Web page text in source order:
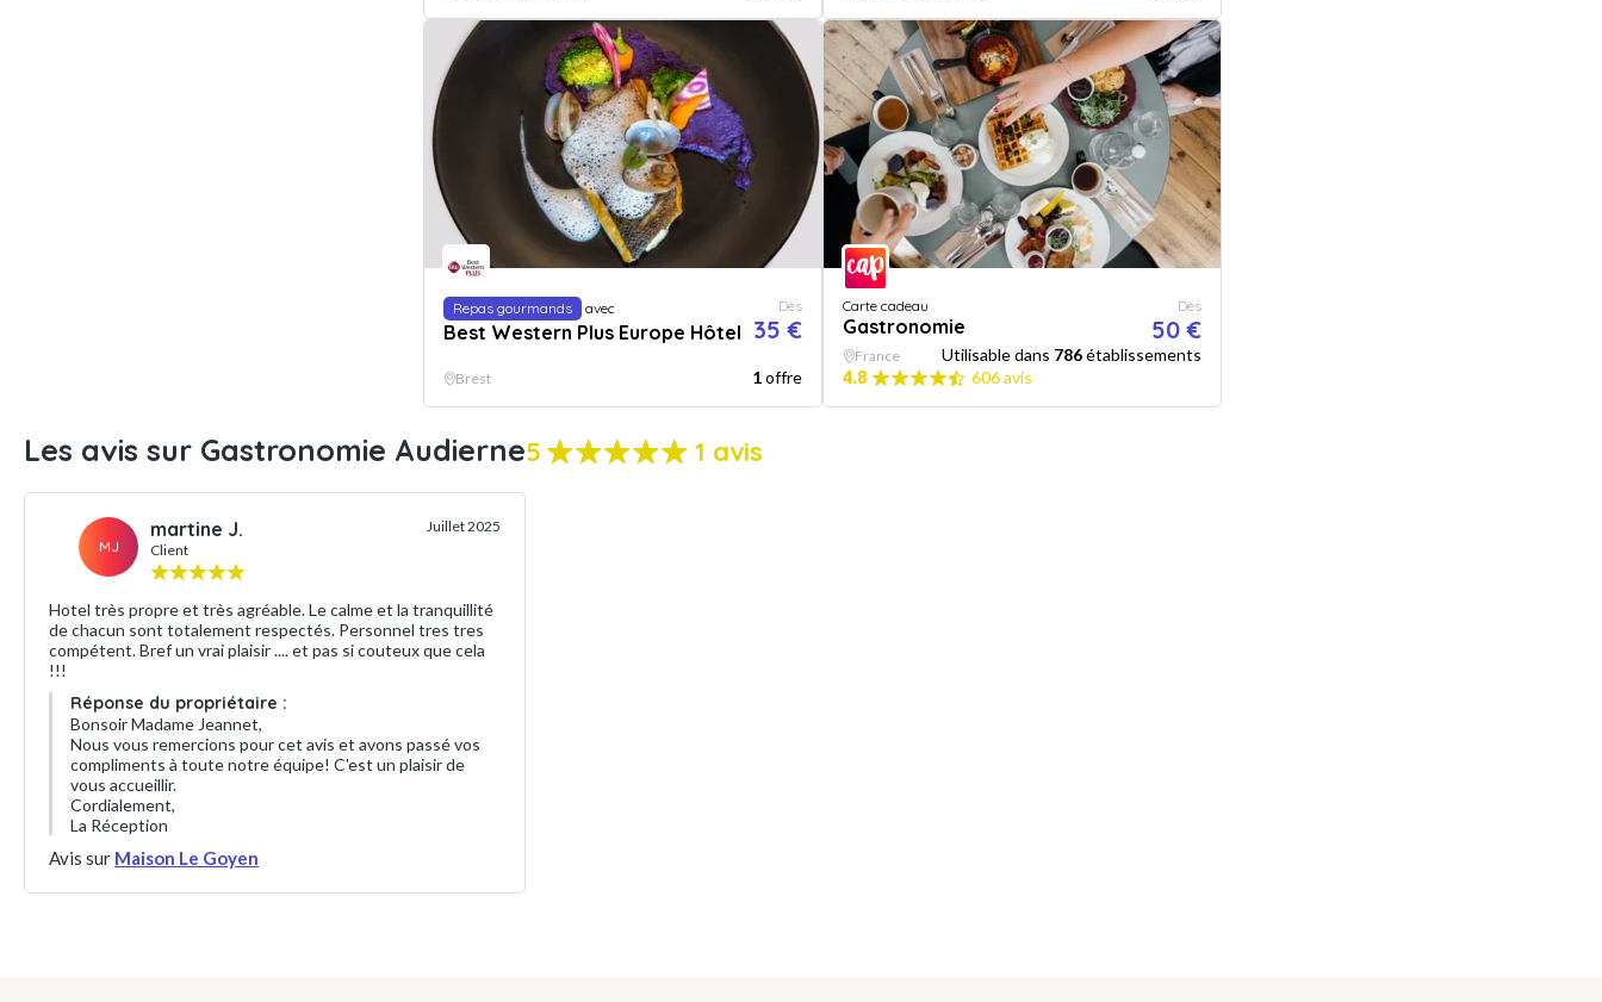
Repas gourmands avec
Best Western Plus Europe Hôtel
Dès
35 €
Brest 1offre
Carte cadeau
Gastronomie
Dès
50 €
France Utilisable dans 786établissements
4.8
606 avis
Les avis sur Gastronomie Audierne5 1 avis
MJ
martine J.
Client
Juillet 2025
Hotel très propre et très agréable. Le calme et la tranquillité
de chacun sont totalement respectés. Personnel tres tres
compétent. Bref un vrai plaisir .... et pas si couteux que cela
!!!
Réponse du propriétaire :
Bonsoir Madame Jeannet,
Nous vous remercions pour cet avis et avons passé vos
compliments à toute notre équipe! C'est un plaisir de
vous accueillir.
Cordialement,
La Réception
Avis sur Maison Le Goyen